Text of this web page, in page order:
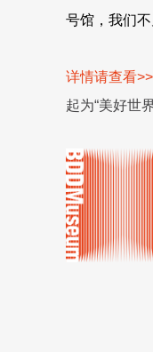
号馆，我们不
详情请查看>>
起为“美好世